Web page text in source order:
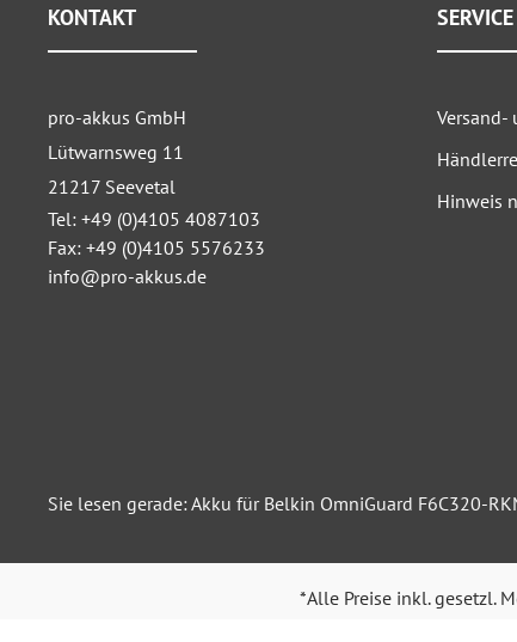
KONTAKT
pro-akkus GmbH
Lütwarnsweg 11
21217 Seevetal
Tel: +49 (0)4105 4087103
Fax: +49 (0)4105 5576233
info@pro-akkus.de
SERVICE
Hinweis
Sie lesen gerade: Akku für Belkin OmniGuard F6C320-
*Alle Preise inkl. gesetzl.